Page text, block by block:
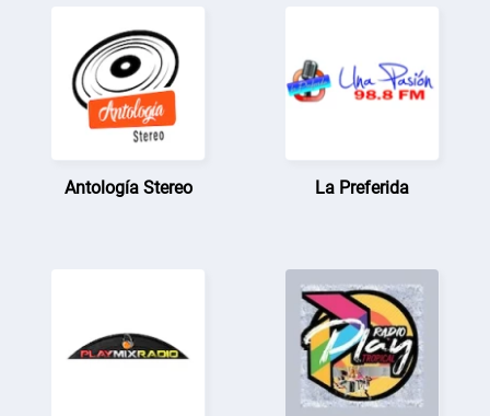
Antología Stereo La Preferida